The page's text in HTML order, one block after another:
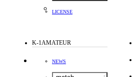
LICENSE
K-1AMATEUR
NEWS